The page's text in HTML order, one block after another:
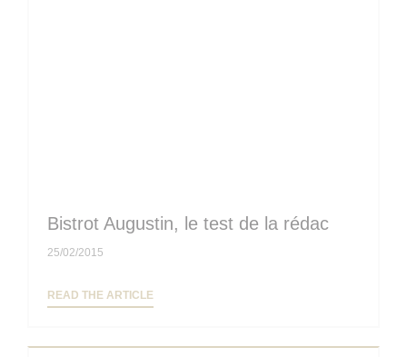
Bistrot Augustin, le test de la rédac
25/02/2015
READ THE ARTICLE